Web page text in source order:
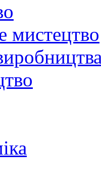
мистецтво